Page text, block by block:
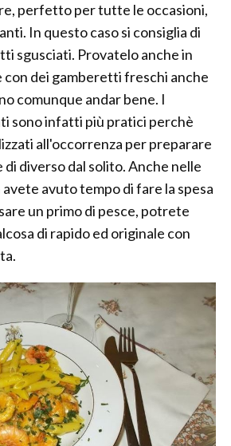
perfetto per tutte le occasioni,
In questo caso si consiglia di
sgusciati. Provatelo anche in
con dei gamberetti freschi anche
comunque andar bene. I
sono infatti più pratici perchè
all'occorrenza per preparare
di diverso dal solito. Anche nelle
avuto tempo di fare la spesa
un primo di pesce, potrete
di rapido ed originale con